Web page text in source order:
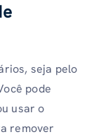
seja pelo
pode
usar o
remover